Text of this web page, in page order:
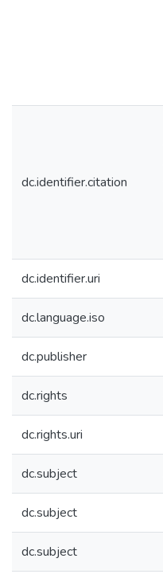
dc.identifier.citation
dc.identifier.uri
dc.language.iso
dc.publisher
dc.rights
dc.rights.uri
dc.subject
dc.subject
dc.subject